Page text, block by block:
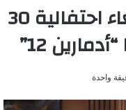
نقابة البترول تُعلن إلغاء احتفالية 30
12”
واحدة